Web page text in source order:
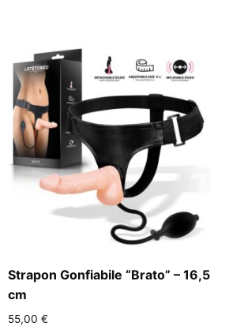
Strapon Gonfiabile “Brato” – 16,5
cm
55,00 €